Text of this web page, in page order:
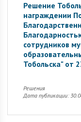
Решение
награждении
сотрудников
Тобольска" от
Решения
Дата публикации: